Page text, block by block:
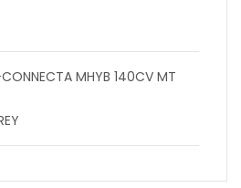
MHYB 140CV MT